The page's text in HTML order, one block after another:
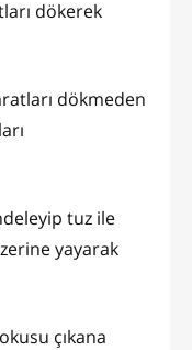
dökerek
dökmeden
tuz ile
yayarak
çıkana